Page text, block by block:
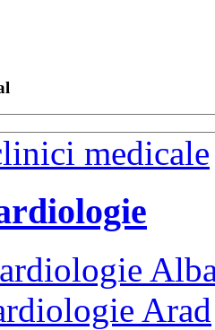
medicale
Arad